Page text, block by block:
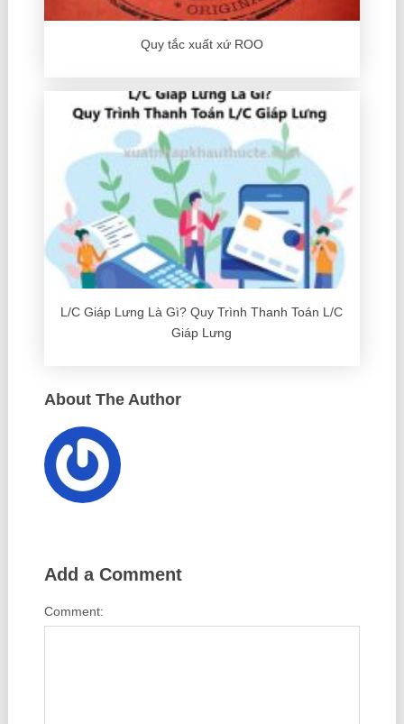
Quy tắc xuất xứ ROO
L/C Giáp Lưng Là Gì? Quy Trình Thanh Toán L/C
Giáp Lưng
About The Author
Add a Comment
Comment: